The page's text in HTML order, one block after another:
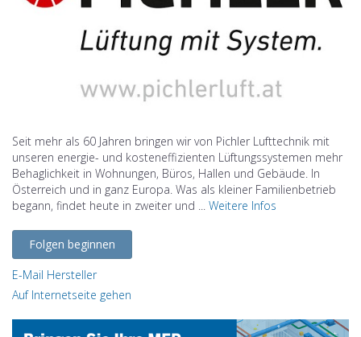
Seit mehr als 60 Jahren bringen wir von Pichler Lufttechnik mit
unseren energie- und kosteneffizienten Lüftungssystemen mehr
Behaglichkeit in Wohnungen, Büros, Hallen und Gebäude. In
Österreich und in ganz Europa. Was als kleiner Familienbetrieb
begann, findet heute in zweiter und ... Weitere Infos
Folgen beginnen
E-Mail Hersteller
Auf Internetseite gehen